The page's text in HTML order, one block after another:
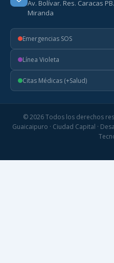
Av. Bolívar. Res. Caracas
Miranda
Emergencias SOS
Línea Violeta
Citas Médicas (+Salud)
© 2026 Todos los derechos
Guaicaipuro · Ciudad Capital ·